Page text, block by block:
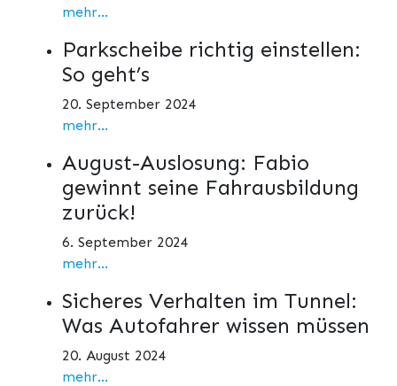
mehr...
Parkscheibe richtig einstellen:
So geht’s
20. September 2024
mehr...
August-Auslosung: Fabio
gewinnt seine Fahrausbildung
zurück!
6. September 2024
mehr...
Sicheres Verhalten im Tunnel:
Was Autofahrer wissen müssen
20. August 2024
mehr...